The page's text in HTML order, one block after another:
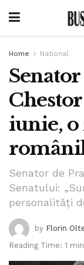
Home National
iunie,
Senator de
Senatului:
personalități
by Florin
Reading Time: 1